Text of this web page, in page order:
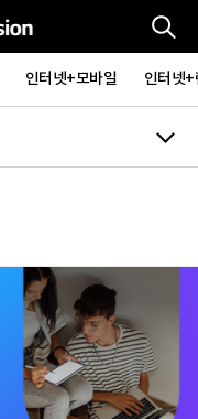
인터넷+모바일 인터넷+